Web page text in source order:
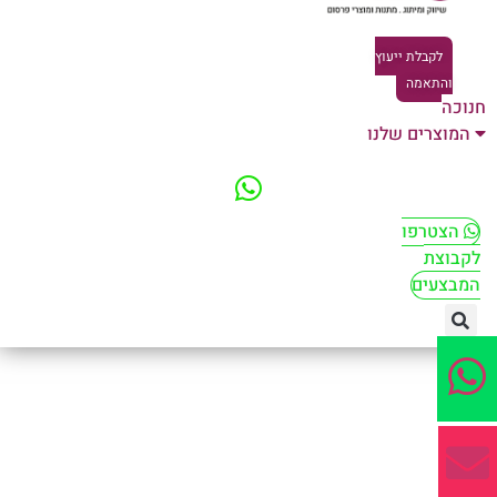
לקבלת ייעוץ
והתאמה
המוצרים שלנו
הצטרפו